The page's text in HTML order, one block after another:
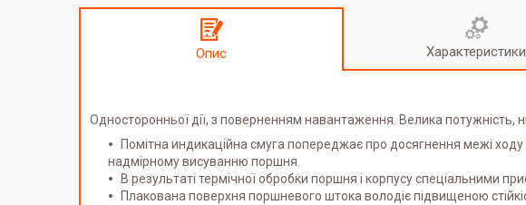
Опис Характеристики
Односторонньої дії, з поверненням навантаження. Велика потужність,
Помітна индикаційна смуга попереджає про досягнення межі
надмірному висуванню поршня.
В результаті термічної обробки поршня і корпусу спеціальними
Плакована поверхня поршневого штока володіє підвищеною